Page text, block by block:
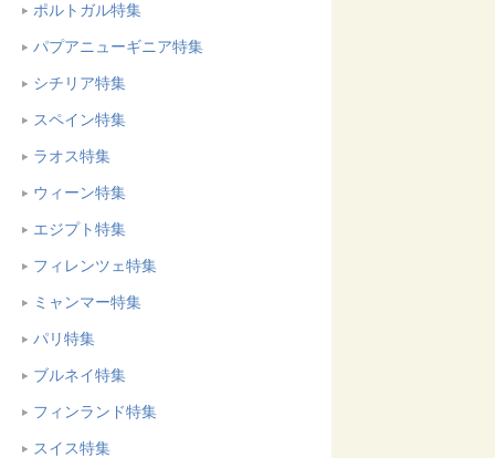
ポルトガル特集
パプアニューギニア特集
シチリア特集
スペイン特集
ラオス特集
ウィーン特集
エジプト特集
フィレンツェ特集
ミャンマー特集
パリ特集
ブルネイ特集
フィンランド特集
スイス特集